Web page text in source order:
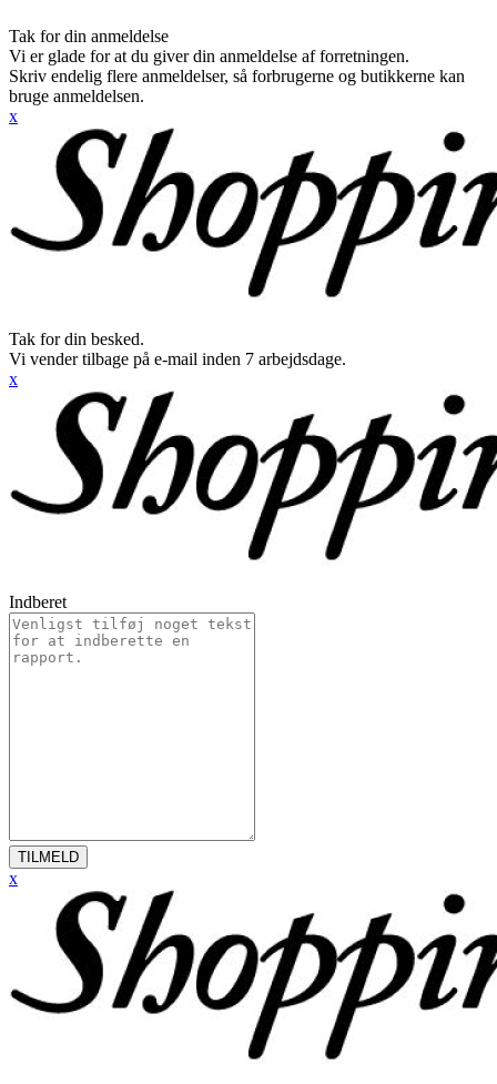
Tak for din anmeldelse
Vi er glade for at du giver din anmeldelse af forretningen.
Skriv endelig flere anmeldelser, så forbrugerne og butikkerne kan
bruge anmeldelsen.
x
Tak for din besked.
Vi vender tilbage på e-mail inden 7 arbejdsdage.
x
Indberet
TILMELD
x